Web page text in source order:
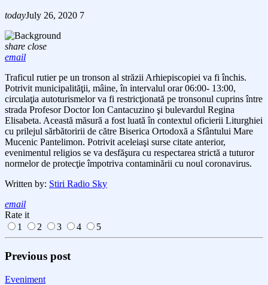
todayJuly 26, 2020 7
share close
email
Traficul rutier pe un tronson al străzii Arhiepiscopiei va fi închis.
Potrivit municipalităţii, mâine, în intervalul orar 06:00- 13:00,
circulaţia autoturismelor va fi restricţionată pe tronsonul cuprins între
strada Profesor Doctor Ion Cantacuzino şi bulevardul Regina
Elisabeta. Această măsură a fost luată în contextul oficierii Liturghiei
cu prilejul sărbătoririi de către Biserica Ortodoxă a Sfântului Mare
Mucenic Pantelimon. Potrivit aceleiaşi surse citate anterior,
evenimentul religios se va desfăşura cu respectarea strictă a tuturor
normelor de protecţie împotriva contaminării cu noul coronavirus.
Written by: Stiri Radio Sky
email
Rate it
1
2 3 4 5
Previous post
Eveniment